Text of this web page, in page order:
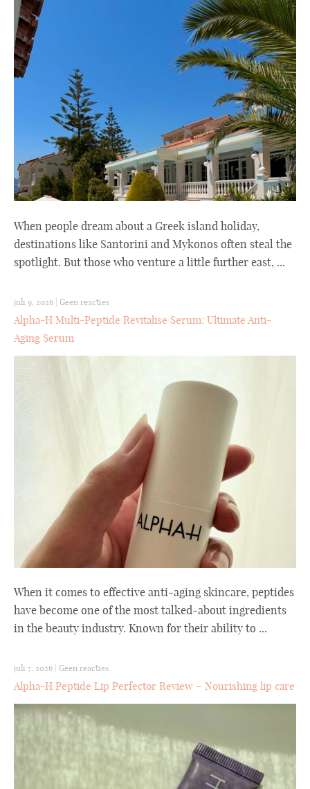
When people dream about a Greek island holiday,
destinations like Santorini and Mykonos often steal the
spotlight. But those who venture a little further east, ...
juli 9, 2026 Geen reacties
Alpha-H Multi-Peptide Revitalise Serum: Ultimate Anti-
Aging Serum
When it comes to effective anti-aging skincare, peptides
have become one of the most talked-about ingredients
in the beauty industry. Known for their ability to ...
juli 7, 2026 Geen reacties
Alpha-H Peptide Lip Perfector Review – Nourishing lip care